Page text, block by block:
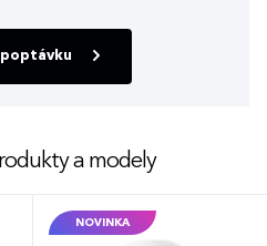
a modely
NOVINKA